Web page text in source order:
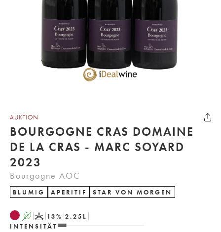
AUKTION
BOURGOGNE CRAS DOMAINE
DE LA CRAS - MARC SOYARD
2023
Bourgogne AOC
BLUMIG APERITIF STAR VON MORGEN
A K 13% 2.25 L
INTENSITÄT